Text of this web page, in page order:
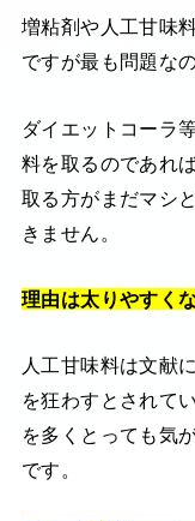
増粘剤や人工甘味
ですが最も問題な
ダイエットコーラ
料を取るのであれ
取る方がまだマシ
きません。
理由は太りやすく
人工甘味料は文献
を狂わすとされて
を多くとっても気
です。